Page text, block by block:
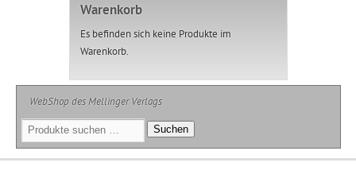
Warenkorb
Es befinden sich keine Produkte im
Warenkorb.
WebShop des Mellinger Verlags
Suchen
nach:
Suchen